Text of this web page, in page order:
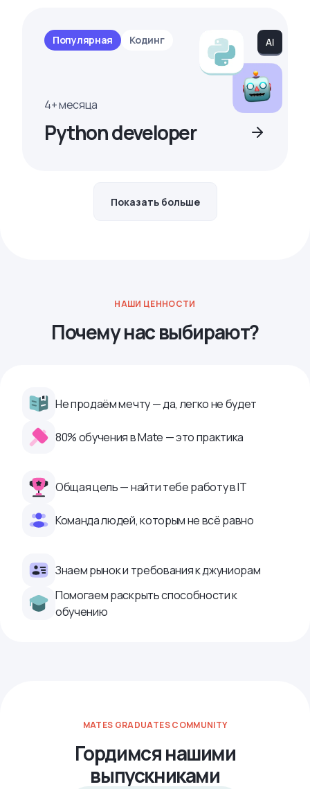
Популярная Кодинг
4+ месяца
Python developer
Показать больше
НАШИ ЦЕННОСТИ
Почему нас выбирают?
Не продаём мечту — да, легко не будет
80% обучения в Mate — это практика
Общая цель — найти тебе работу в IТ
Команда людей, которым не всё равно
Знаем рынок и требования к джуниорам
Помогаем раскрыть способности к
обучению
MATES GRADUATES COMMUNITY
Гордимся нашими
выпускниками